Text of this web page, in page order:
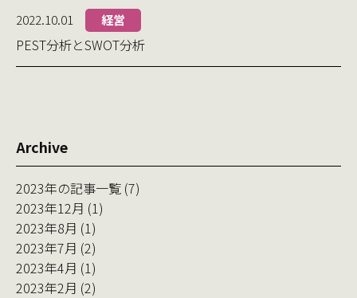
2022.10.01 経営
PEST分析とSWOT分析
Archive
2023年の記事一覧 (7)
2023年12月 (1)
2023年8月 (1)
2023年7月 (2)
2023年4月 (1)
2023年2月 (2)